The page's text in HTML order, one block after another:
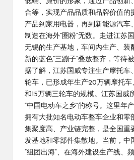
合等，实现产品品质和品牌价值的
产品到家用电器，再到新能源汽车
制造在海外“圈粉”无数。走进江苏
无锡的生产基地，车间内生产、装
新的蓝色“三蹦子”叠放整齐，等待
据了解，江苏国威专注生产摩托车
轮车，已形成年生产20万辆摩托
和15万辆三轮车的规模。江苏国威
“中国电动车之乡”的称号。这里年
拥有大批知名电动车整车企业和零
集聚度高、产业链完整，是全国重
发基地和零部件集散地。当前，中
“组团出海”、在海外建设生产线、